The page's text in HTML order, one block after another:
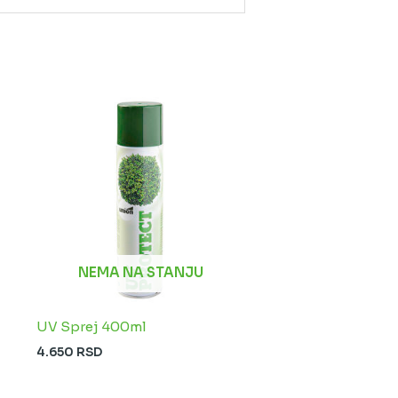
NEMA NA STANJU
UV Sprej 400ml
4.650 RSD